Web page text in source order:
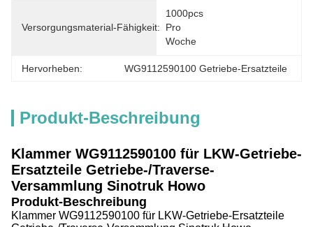
Versorgungsmaterial-Fähigkeit:
1000pcs
Pro
Woche
Hervorheben: WG9112590100 Getriebe-Ersatzteile
Produkt-Beschreibung
Klammer WG9112590100 für LKW-Getriebe-
Ersatzteile Getriebe-/Traverse-
Versammlung Sinotruk Howo
Produkt-Beschreibung
Klammer WG9112590100 für LKW-Getriebe-Ersatzteile